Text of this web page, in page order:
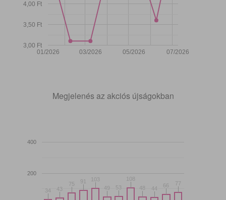
01/2026 03/2026 05/2026 07/2026
3,00 Ft
3,50 Ft
4,00 Ft
Megjelenés az akciós újságokban
200
400
34
34 43
43
75
75 91
91 103
103
49
49 53
53
108
108
48
48 44
44 66
66 77
77